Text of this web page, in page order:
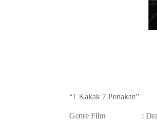
“1 Kakak 7 Ponakan”
Genre Film :